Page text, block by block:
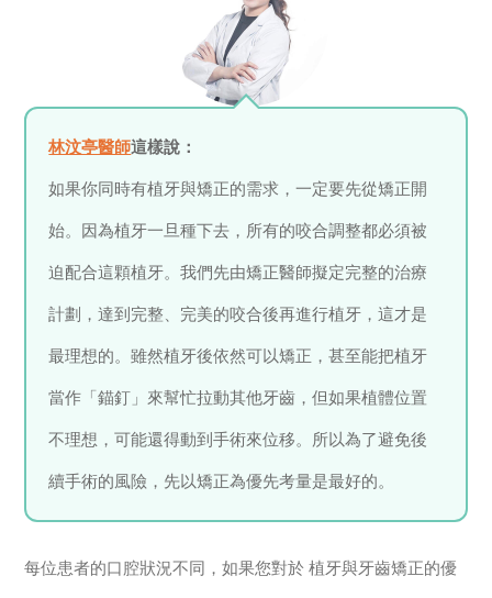
林汶亭醫師這樣說：
如果你同時有植牙與矯正的需求，一定要先從矯正開
始。因為植牙一旦種下去，所有的咬合調整都必須被
迫配合這顆植牙。我們先由矯正醫師擬定完整的治療
計劃，達到完整、完美的咬合後再進行植牙，這才是
最理想的。雖然植牙後依然可以矯正，甚至能把植牙
當作「錨釘」來幫忙拉動其他牙齒，但如果植體位置
不理想，可能還得動到手術來位移。所以為了避免後
續手術的風險，先以矯正為優先考量是最好的。
每位患者的口腔狀況不同，如果您對於 植牙與牙齒矯正的優